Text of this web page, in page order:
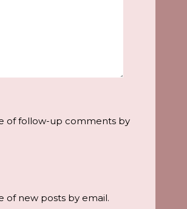
of follow-up comments by
of new posts by email.